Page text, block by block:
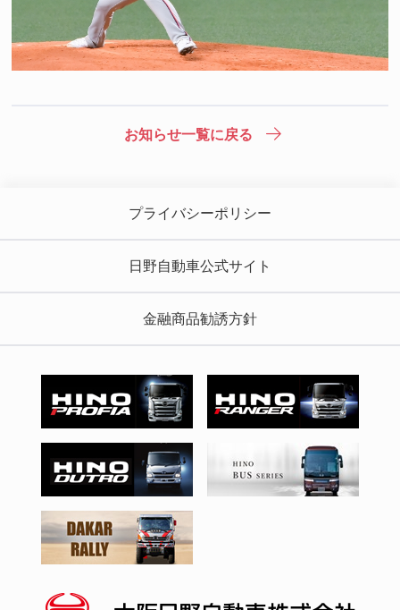
お知らせ一覧に戻る
プライバシーポリシー
日野自動車公式サイト
金融商品勧誘方針